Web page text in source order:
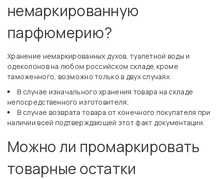
немаркированную
парфюмерию?
Хранение немаркированных духов, туалетной воды и
одеколонов на любом российском складе,кроме
таможенного, возможно только в двух случаях:
В случае изначального хранения товара на складе
непосредственного изготовителя;
В случае возврата товара от конечного покупателя при
наличии всей подтверждающей этот факт документации.
Можно ли промаркировать
товарные остатки